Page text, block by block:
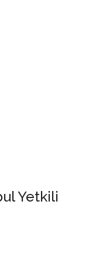
Yetkili